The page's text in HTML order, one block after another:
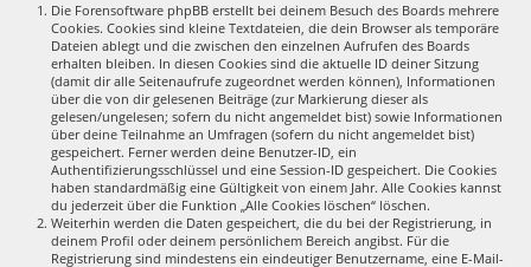
Die Forensoftware phpBB erstellt bei deinem Besuch des Boards mehrere
Cookies. Cookies sind kleine Textdateien, die dein Browser als temporäre
Dateien ablegt und die zwischen den einzelnen Aufrufen des Boards
erhalten bleiben. In diesen Cookies sind die aktuelle ID deiner Sitzung
(damit dir alle Seitenaufrufe zugeordnet werden können), Informationen
über die von dir gelesenen Beiträge (zur Markierung dieser als
gelesen/ungelesen; sofern du nicht angemeldet bist) sowie Informationen
über deine Teilnahme an Umfragen (sofern du nicht angemeldet bist)
gespeichert. Ferner werden deine Benutzer-ID, ein
Authentifizierungsschlüssel und eine Session-ID gespeichert. Die Cookies
haben standardmäßig eine Gültigkeit von einem Jahr. Alle Cookies kannst
du jederzeit über die Funktion „Alle Cookies löschen“ löschen.
Weiterhin werden die Daten gespeichert, die du bei der Registrierung, in
deinem Profil oder deinem persönlichem Bereich angibst. Für die
Registrierung sind mindestens ein eindeutiger Benutzername, eine E-Mail-